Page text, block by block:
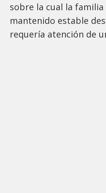
sobre la cual la
mantenido estable
requería atención de